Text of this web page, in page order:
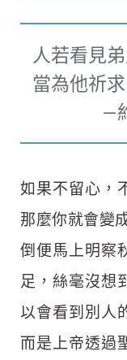
人若看見
當為他祈
—
如果不留心，
那麼你就會變
倒便馬上明察
足，絲毫沒想
以會看到別人
而是上帝透過